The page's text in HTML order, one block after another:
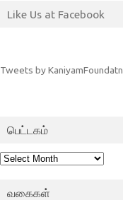
Like Us at Facebook
Tweets by KaniyamFoundatn
பெட்டகம்
பெட்டகம்
வகைகள்